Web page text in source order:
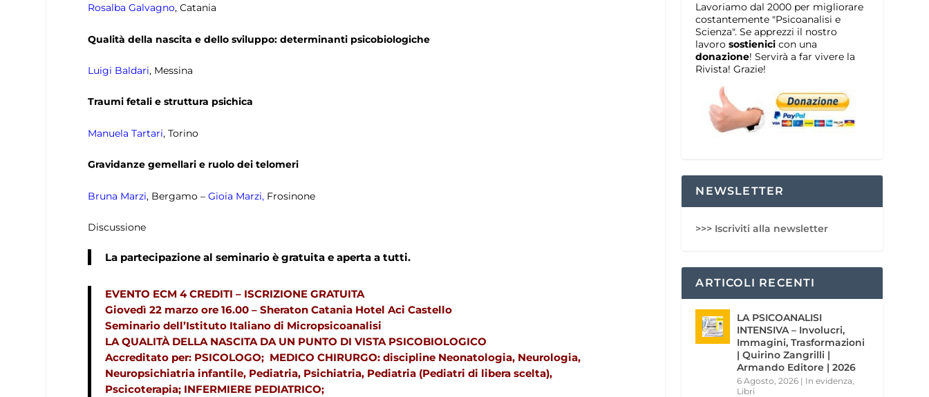
Rosalba Galvagno, Catania
Qualità della nascita e dello sviluppo: determinanti psicobiologiche
Luigi Baldari, Messina
Traumi fetali e struttura psichica
Manuela Tartari, Torino
Gravidanze gemellari e ruolo dei telomeri
Bruna Marzi, Bergamo –Gioia Marzi, Frosinone
Discussione
La partecipazione al seminario è gratuita e aperta a tutti.
EVENTO ECM 4 CREDITI – ISCRIZIONE GRATUITA
Giovedì 22 marzo ore 16.00 – Sheraton Catania Hotel Aci Castello
Seminario dell’Istituto Italiano di Micropsicoanalisi
LA QUALITÀ DELLA NASCITA DA UN PUNTO DI VISTA PSICOBIOLOGICO
Accreditato per: PSICOLOGO; MEDICO CHIRURGO: discipline Neonatologia, Neurologia,
Neuropsichiatria infantile, Pediatria, Psichiatria, Pediatria (Pediatri di libera scelta),
Pscicoterapia; INFERMIERE PEDIATRICO;
Lavoriamo dal 2000 per migliorare
costantemente "Psicoanalisi e
Scienza". Se apprezzi il nostro
lavorosostienici con una
donazione! Servirà a far vivere la
Rivista! Grazie!
NEWSLETTER
>>> Iscriviti alla newsletter
ARTICOLI RECENTI
LA PSICOANALISI
INTENSIVA – Involucri,
Immagini, Trasformazioni
| Quirino Zangrilli |
Armando Editore | 2026
6 Agosto, 2026 | In evidenza
Libri